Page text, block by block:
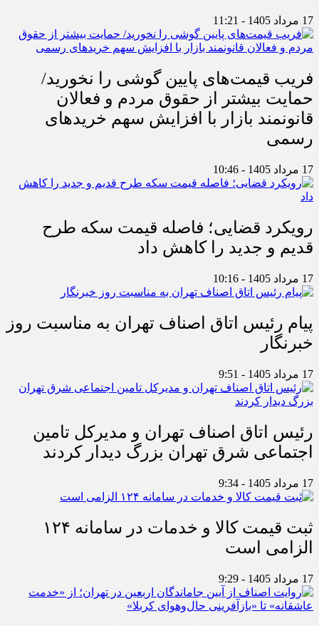
17 مرداد 1405 - 11:21
فریب قیمت‌های پایین گوشی را نخورید/
حمایت بیشتر از حقوق مردم و فعالان
قانونمند بازار با افزایش سهم خریدهای
رسمی
17 مرداد 1405 - 10:46
رویکرد قضایی؛ فاصله قیمت سکه طرح
قدیم و جدید را کاهش داد
17 مرداد 1405 - 10:16
پیام رئیس اتاق اصناف تهران به مناسبت روز
خبرنگار
17 مرداد 1405 - 9:51
رئیس اتاق اصناف تهران و مدیرکل تامین
اجتماعی شرق تهران بزرگ دیدار کردند
17 مرداد 1405 - 9:34
ثبت قیمت کالا و خدمات در سامانه ۱۲۴
الزامی است
17 مرداد 1405 - 9:29